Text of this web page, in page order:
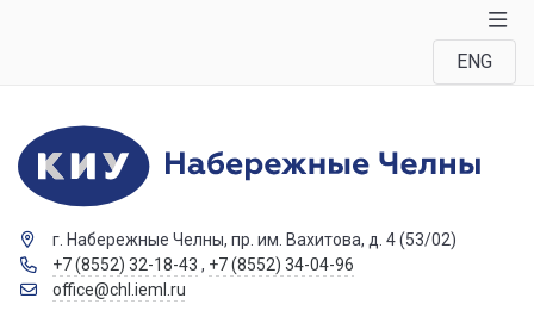
ENG
г. Набережные Челны, пр. им. Вахитова, д. 4 (53/02)
+7 (8552) 32-18-43 , +7 (8552) 34-04-96
office@chl.ieml.ru